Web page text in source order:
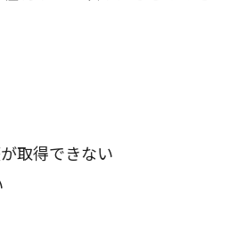
取得できない